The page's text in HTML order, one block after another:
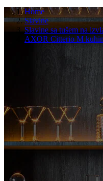
Home
Slavine
Slavine sa tušem na
AXOR Citterio M